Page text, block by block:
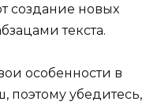
создание новых
текста.
особенности в
поэтому убедитесь,